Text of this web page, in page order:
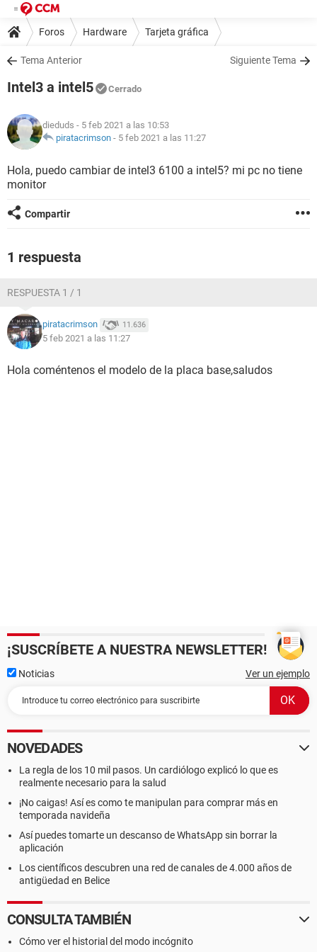
Foros Hardware Tarjeta gráfica
Tema Anterior Siguiente Tema
Intel3 a intel5 Cerrado
dieduds - 5 feb 2021 a las 10:53
piratacrimson - 5 feb 2021 a las 11:27
Hola, puedo cambiar de intel3 6100 a intel5? mi pc no tiene
monitor
Compartir
1 respuesta
RESPUESTA 1 / 1
piratacrimson 11.636
5 feb 2021 a las 11:27
Hola coméntenos el modelo de la placa base,saludos
¡SUSCRÍBETE A NUESTRA NEWSLETTER!
Noticias Ver un ejemplo
NOVEDADES
La regla de los 10 mil pasos. Un cardiólogo explicó lo que es
realmente necesario para la salud
¡No caigas! Así es como te manipulan para comprar más en
temporada navideña
Así puedes tomarte un descanso de WhatsApp sin borrar la
aplicación
Los científicos descubren una red de canales de 4.000 años de
antigüedad en Belice
CONSULTA TAMBIÉN
Cómo ver el historial del modo incógnito